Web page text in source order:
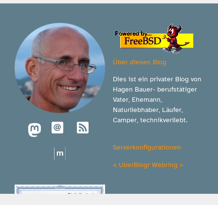
Über diesen Blog
Dies ist ein privater Blog von
Hagen Bauer- berufstätiger
Vater, Ehemann,
Naturliebhaber, Läufer,
Camper, technikverliebt.
Serverkonfigurationen
< UberBlogr Webring >